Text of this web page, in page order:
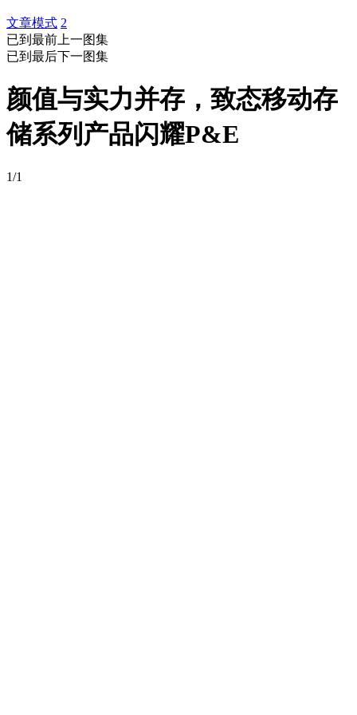
文章模式 2
已到最前 上一图集
已到最后下一图集
颜值与实力并存，致态移动存
储系列产品闪耀P&E
1/1